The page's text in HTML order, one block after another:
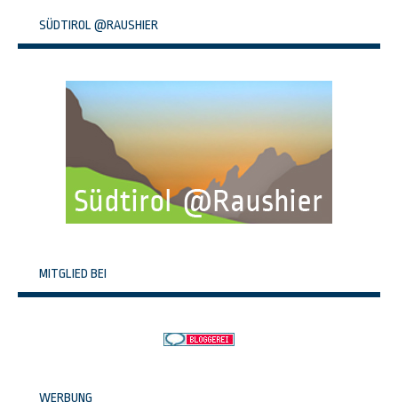
SÜDTIROL @RAUSHIER
MITGLIED BEI
WERBUNG